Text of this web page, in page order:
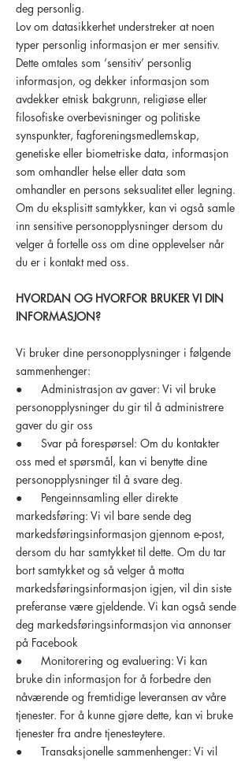
deg personlig.
Lov om datasikkerhet understreker at noen
typer personlig informasjon er mer sensitiv.
Dette omtales som ‘sensitiv’ personlig
informasjon, og dekker informasjon som
avdekker etnisk bakgrunn, religiøse eller
filosofiske overbevisninger og politiske
synspunkter, fagforeningsmedlemskap,
genetiske eller biometriske data, informasjon
som omhandler helse eller data som
omhandler en persons seksualitet eller legning.
Om du eksplisitt samtykker, kan vi også samle
inn sensitive personopplysninger dersom du
velger å fortelle oss om dine opplevelser når
du er i kontakt med oss.
HVORDAN OG HVORFOR BRUKER VI DIN
INFORMASJON?
Vi bruker dine personopplysninger i følgende
sammenhenger:
● Administrasjon av gaver: Vi vil bruke
personopplysninger du gir til å administrere
gaver du gir oss
● Svar på forespørsel: Om du kontakter
oss med et spørsmål, kan vi benytte dine
personopplysninger til å svare deg.
● Pengeinnsamling eller direkte
markedsføring: Vi vil bare sende deg
markedsføringsinformasjon gjennom e-post,
dersom du har samtykket til dette. Om du tar
bort samtykket og så velger å motta
markedsføringsinformasjon igjen, vil din siste
preferanse være gjeldende. Vi kan også sende
deg markedsføringsinformasjon via annonser
på Facebook
● Monitorering og evaluering: Vi kan
bruke din informasjon for å forbedre den
nåværende og fremtidige leveransen av våre
tjenester. For å kunne gjøre dette, kan vi bruke
tjenester fra andre tjenesteytere.
● Transaksjonelle sammenhenger: Vi vil